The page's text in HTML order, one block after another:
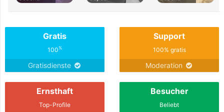
Gratis
100%
Gratisdienste
Support
100% gratis
Moderation
Ernsthaft
Top-Profile
Besucher
Beliebt